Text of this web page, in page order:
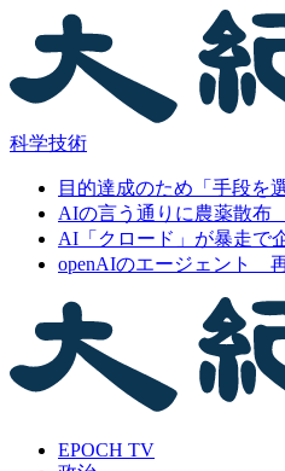
科学技術
目的達成のため「手段
AIの言う通りに農薬散布
AI「クロード」が暴走で
openAIのエージェント
EPOCH TV